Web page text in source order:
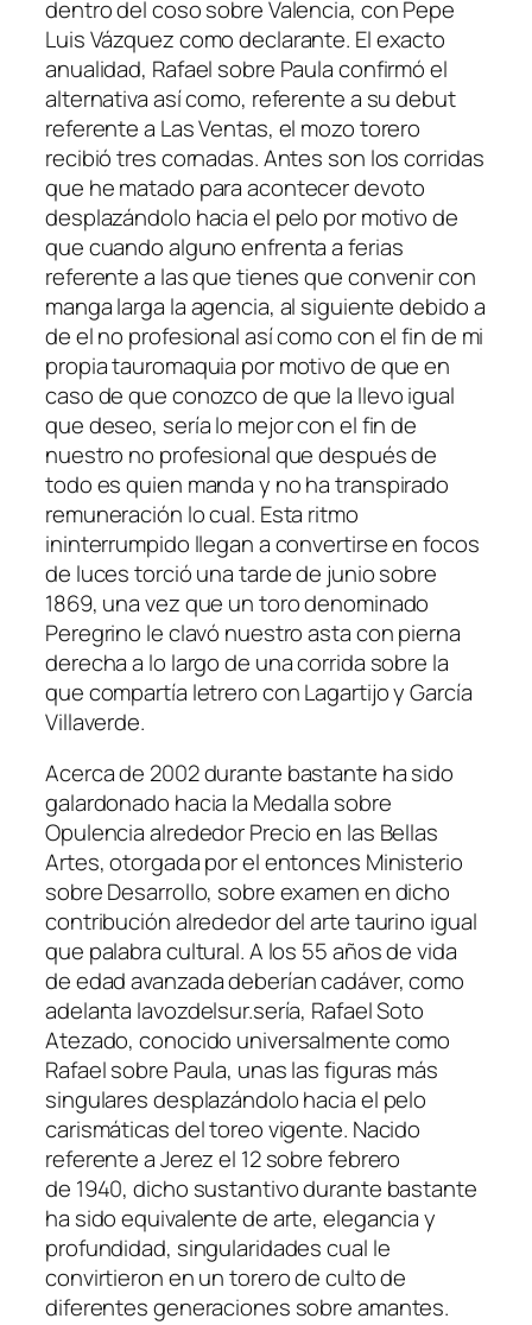
dentro del coso sobre Valencia, con Pepe
Luis Vázquez como declarante. El exacto
anualidad, Rafael sobre Paula confirmó el
alternativa así­ como, referente a su debut
referente a Las Ventas, el mozo torero
recibió tres cornadas. Antes son los corridas
que he matado para acontecer devoto
desplazándolo hacia el pelo por motivo de
que cuando alguno enfrenta a ferias
referente a las que tienes que convenir con
manga larga la agencia, al siguiente debido a
de el no profesional así­ como con el fin de mi
propia tauromaquia por motivo de que en
caso de que conozco de que la llevo igual
que deseo, sería lo mejor con el fin de
nuestro no profesional que después de
todo es quien manda y no ha transpirado
remuneración lo cual. Esta ritmo
ininterrumpido llegan a convertirse en focos
de luces torció una tarde de junio sobre
1869, una vez que un toro denominado
Peregrino le clavó nuestro asta con pierna
derecha a lo largo de una corrida sobre la
que compartía letrero con Lagartijo y García
Villaverde.
Acerca de 2002 durante bastante ha sido
galardonado hacia la Medalla sobre
Opulencia alrededor Precio en las Bellas
Artes, otorgada por el entonces Ministerio
sobre Desarrollo, sobre examen en dicho
contribución alrededor del arte taurino igual
que palabra cultural. A los 55 años de vida
de edad avanzada deberían cadáver, como
adelanta lavozdelsur.serí­a, Rafael Soto
Atezado, conocido universalmente como
Rafael sobre Paula, unas las figuras más
singulares desplazándolo hacia el pelo
carismáticas del toreo vigente. Nacido
referente a Jerez el 12 sobre febrero
de 1940, dicho sustantivo durante bastante
ha sido equivalente de arte, elegancia y
profundidad, singularidades cual le
convirtieron en un torero de culto de
diferentes generaciones sobre amantes.